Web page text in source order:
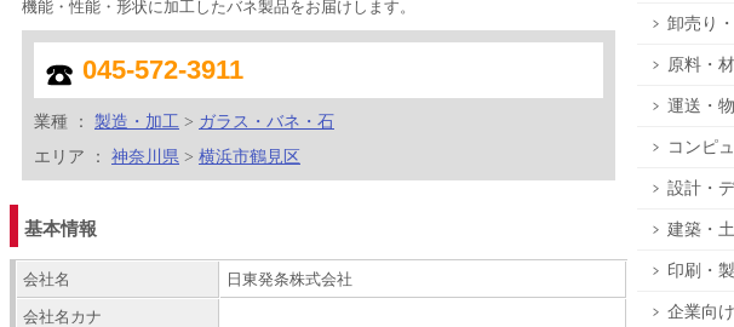
機能・性能・形状に加工したバネ製品をお届けします。
045-572-3911
業種 ： 製造・加工 > ガラス・バネ・石
エリア ： 神奈川県 > 横浜市鶴見区
基本情報
会社名 日東発条株式会社
会社名カナ
卸売り
原料・
運送・
コンピ
設計・
建築・
印刷・
企業向